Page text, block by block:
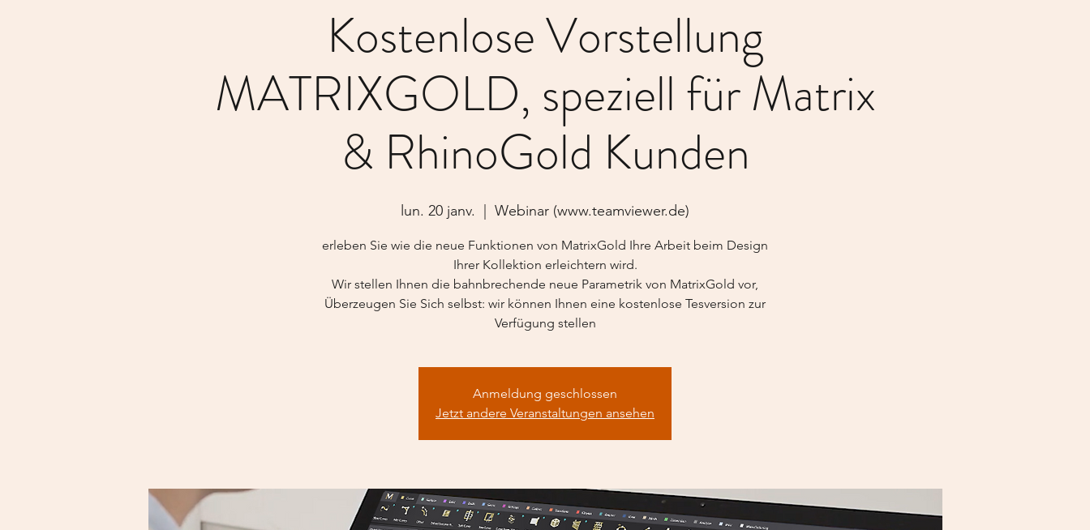
Kostenlose Vorstellung
MATRIXGOLD, speziell für Matrix
& RhinoGold Kunden
lun. 20 janv. Webinar (www.teamviewer.de)
erleben Sie wie die neue Funktionen von MatrixGold Ihre Arbeit beim Design
Ihrer Kollektion erleichtern wird.
Wir stellen Ihnen die bahnbrechende neue Parametrik von MatrixGold vor,
Überzeugen Sie Sich selbst: wir können Ihnen eine kostenlose Tesversion zur
Verfügung stellen
Anmeldung geschlossen
Jetzt andere Veranstaltungen ansehen